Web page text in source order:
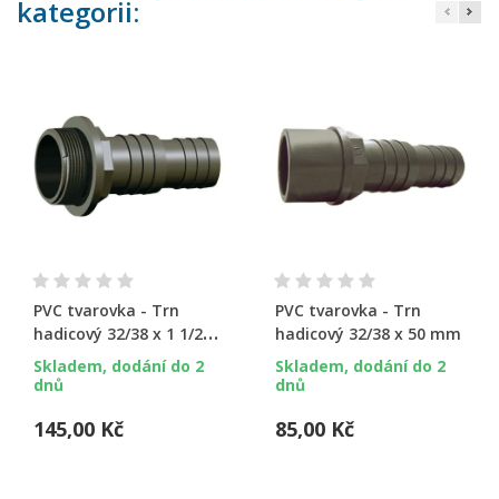
kategorii:
PVC tvarovka - Trn
hadicový 32/38 x 1 1/2“ +
O-kroužek
Skladem, dodání do 2
dnů
145,00 Kč
PVC tvarovka - Trn
hadicový 32/38 x 50 mm
Skladem, dodání do 2
dnů
85,00 Kč